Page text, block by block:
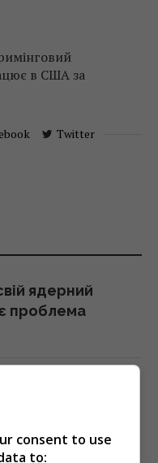
в США за
Twitter
ядерний
проблема
анексувати
consent to use
to: